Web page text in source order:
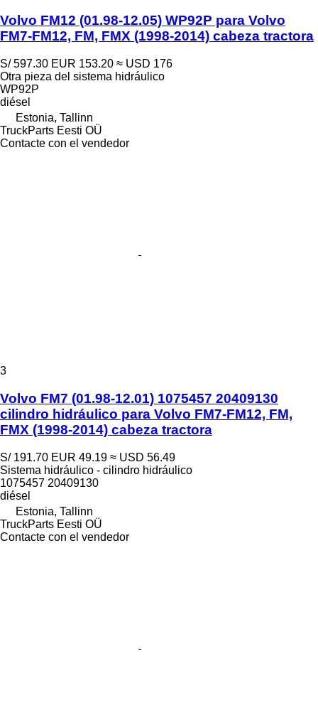
Volvo FM12 (01.98-12.05) WP92P para Volvo
FM7-FM12, FM, FMX (1998-2014) cabeza tractora
S/ 597.30 EUR 153.20 ≈ USD 176
Otra pieza del sistema hidráulico
WP92P
diésel
Estonia, Tallinn
TruckParts Eesti OÜ
Contacte con el vendedor
3
Volvo FM7 (01.98-12.01) 1075457 20409130
cilindro hidráulico para Volvo FM7-FM12, FM,
FMX (1998-2014) cabeza tractora
S/ 191.70 EUR 49.19 ≈ USD 56.49
Sistema hidráulico - cilindro hidráulico
1075457 20409130
diésel
Estonia, Tallinn
TruckParts Eesti OÜ
Contacte con el vendedor